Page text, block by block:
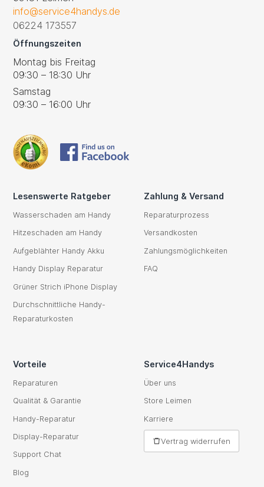
info@service4handys.de
06224 173557
Öffnungszeiten
Montag bis Freitag
09:30 – 18:30 Uhr
Samstag
09:30 – 16:00 Uhr
Lesenswerte Ratgeber
Wasserschaden am Handy
Hitzeschaden am Handy
Aufgeblähter Handy Akku
Handy Display Reparatur
Grüner Strich iPhone Display
Durchschnittliche Handy-
Reparaturkosten
Zahlung & Versand
Reparaturprozess
Versandkosten
Zahlungsmöglichkeiten
FAQ
Vorteile
Reparaturen
Qualität & Garantie
Handy-Reparatur
Display-Reparatur
Support Chat
Blog
Service4Handys
Über uns
Store Leimen
Karriere
Vertrag widerrufen